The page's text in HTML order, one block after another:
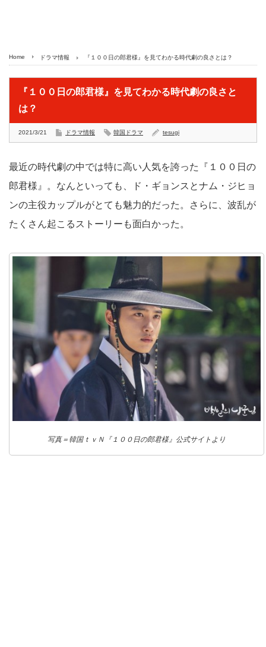
Home ドラマ情報 『１００日の郎君様』を見てわかる時代劇の良さとは？
『１００日の郎君様』を見てわかる時代劇の良さと
は？
2021/3/21 ドラマ情報 韓国ドラマ tesugi
最近の時代劇の中では特に高い人気を誇った『１００日の
郎君様』。なんといっても、ド・ギョンスとナム・ジヒョ
ンの主役カップルがとても魅力的だった。さらに、波乱が
たくさん起こるストーリーも面白かった。
写真＝韓国ｔｖＮ『１００日の郎君様』公式サイトより